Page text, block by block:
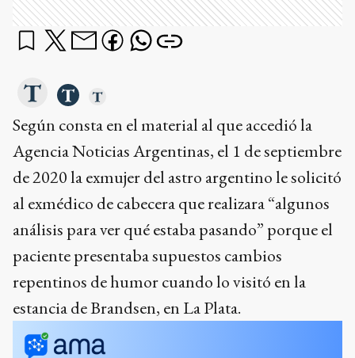
Según consta en el material al que accedió la
Agencia Noticias Argentinas, el 1 de septiembre
de 2020 la exmujer del astro argentino le solicitó
al exmédico de cabecera que realizara “algunos
análisis para ver qué estaba pasando” porque el
paciente presentaba supuestos cambios
repentinos de humor cuando lo visitó en la
estancia de Brandsen, en La Plata.